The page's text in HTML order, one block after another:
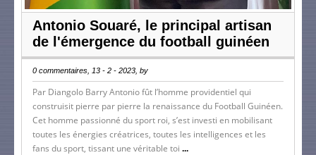
Antonio Souaré, le principal artisan
de l'émergence du football guinéen
0 commentaires, 13 - 2 - 2023, by
Par Diangolo Barry Antonio fût l’homme providentiel qui
construisit pierre par pierre la renaissance du Football Guinéen.
Cet homme passionné du sport roi, s’est investi en mobilisant
toutes les énergies créatrices, toutes les intelligences et les
fans du sport, tissant une véritable toi ...